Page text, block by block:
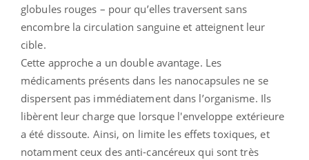
globules rouges – pour qu’elles traversent sans
encombre la circulation sanguine et atteignent leur
cible.
Cette approche a un double avantage. Les
médicaments présents dans les nanocapsules ne se
dispersent pas immédiatement dans l’organisme. Ils
libèrent leur charge que lorsque l'enveloppe extérieure
a été dissoute. Ainsi, on limite les effets toxiques, et
notamment ceux des anti-cancéreux qui sont très